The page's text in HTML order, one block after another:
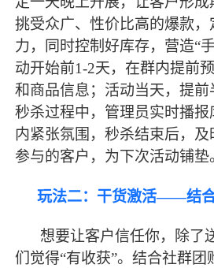
挑受众广、性价比高的爆款，
力，同时控制好库存，营造“
动开始前1-2天，在群内提前
和商品信息；活动当天，提前
秒杀过程中，管理员实时播
内紧张氛围，秒杀结束后，
参与的客户，为下次活动铺垫
玩法二：干货激活——结合
想要让客户信任你，除了
们觉得“有收获”。结合社群